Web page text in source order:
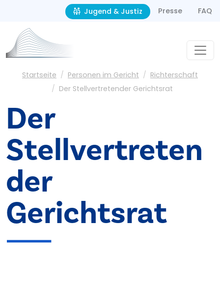
Second navigation
Jugend & Justiz Presse FAQ
Pfadnavigation
Startseite Personen im Gericht
Richterschaft
Der Stellvertretender Gerichtsrat
Der
Stellvertreten
der
Gerichtsrat